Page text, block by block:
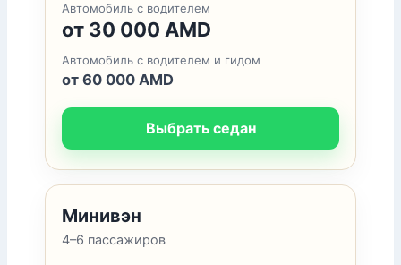
Автомобиль с водителем
от 30 000 AMD
Автомобиль с водителем и гидом
от 60 000 AMD
Выбрать седан
Минивэн
4–6 пассажиров